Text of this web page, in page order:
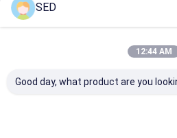
SED
12:44 AM
Good day, what product are you